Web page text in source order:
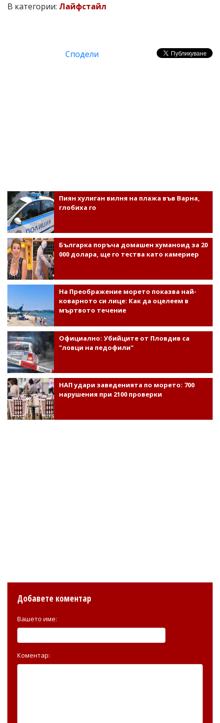
В категории: Лайфстайл
Сподели
Пиян хулиган вилня на плажа във Варна,
глобиха го
Българка поръча домашен хуманоид за 20
000 долара, ще го тества като камериер
На Преображение морето показва най-
коварното си лице: Как да оцелеем в
мъртвото течение
Официално: Убийците от Пловдив са
"ловци на педофили"
НАП удари заведенията по морето: 700
нарушения при 2100 проверки
Добавете коментар
Вашето име:
Коментар: